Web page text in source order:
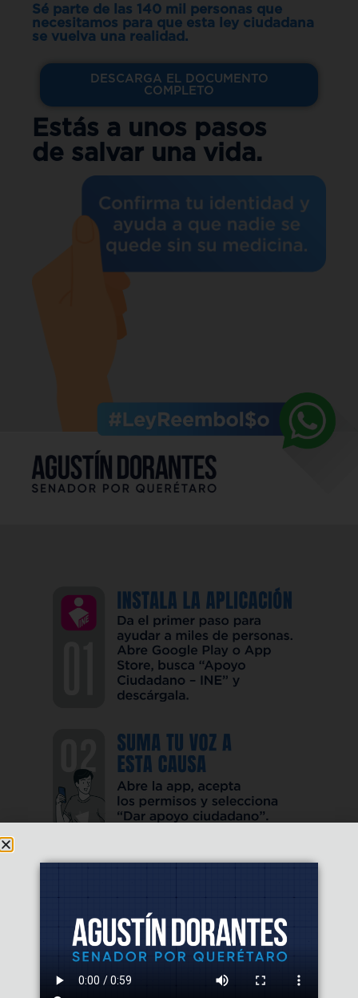
Sé parte de las 140 mil personas que
necesitamos para que esta ley ciudadana
se vuelva una realidad.
DESCARGA EL DOCUMENTO
COMPLETO
Estás a unos pasos
de salvar una vida.